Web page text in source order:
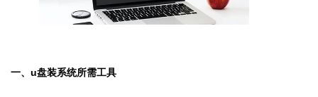
一、 u盘装系统所需工具